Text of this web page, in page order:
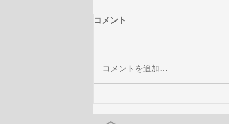
GUNDAM - 機動戦士ガンダム
コメント
コメントを追加…